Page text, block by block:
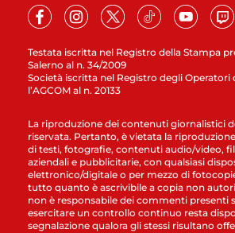
Testata iscritta nel Registro della Stampa
Salerno al n. 34/2009
Società iscritta nel Registro degli Operatori
l’AGCOM al n. 20133
La riproduzione dei contenuti giornalistici
riservata. Pertanto, è vietata la riproduzione
di testi, fotografie, contenuti audio/video,
aziendali e pubblicitarie, con qualsiasi
elettronico/digitale o per mezzo di
tutto quanto è ascrivibile a copia non
non è responsabile dei commenti presenti
esercitare un controllo continuo resta
segnalazione qualora gli stessi risultano